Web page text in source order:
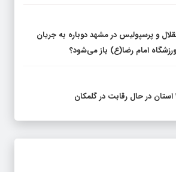
و پرسپولیس در مشهد دوباره به جریان
امام رضا(ع) باز می‌شود؟